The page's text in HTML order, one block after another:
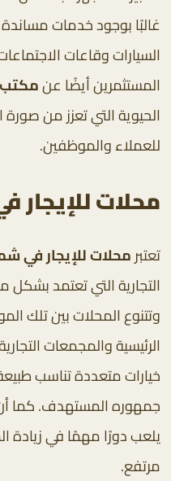
غالبًا بوجود خدمات
السيارات وقاعات
المستثمرين أيضًا عنمكتب
الحيوية التي تعزز من
للعملاء والموظفين.
محلات للإيجار
تعتبرمحلات للإيجار في
التجارية التي تعتمد بشكل
وتتنوع المحلات بين تلك
الرئيسية والمجمعات
خيارات متعددة تناسب
جمهوره المستهدف. كما أن
يلعب دورًا مهمًا في زيادة
مرتفع.